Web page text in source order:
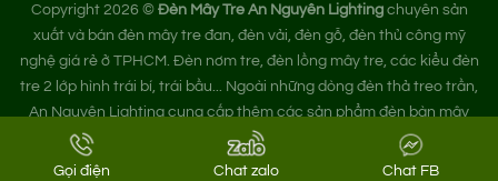
Gọi điện Chat zalo Chat FB
Copyright 2026 © Đèn Mây Tre An Nguyên Lightingchuyên sản
xuất và bán đèn mây tre đan, đèn vải, đèn gỗ, đèn thủ công mỹ
nghệ giá rẻ ở TPHCM. Đèn nơm tre, đèn lồng mây tre, các kiểu đèn
tre 2 lớp hình trái bí, trái bầu... Ngoài những dòng đèn thả treo trần,
An Nguyên Lighting cung cấp thêm các sản phẩm đèn bàn mây
tre. Nếu bạn cần tìm xưởng đèn mây tre trang trí hoặc mua đèn tre
đan giá sỉ hãy liên hệ ngay An Nguyên nhé!